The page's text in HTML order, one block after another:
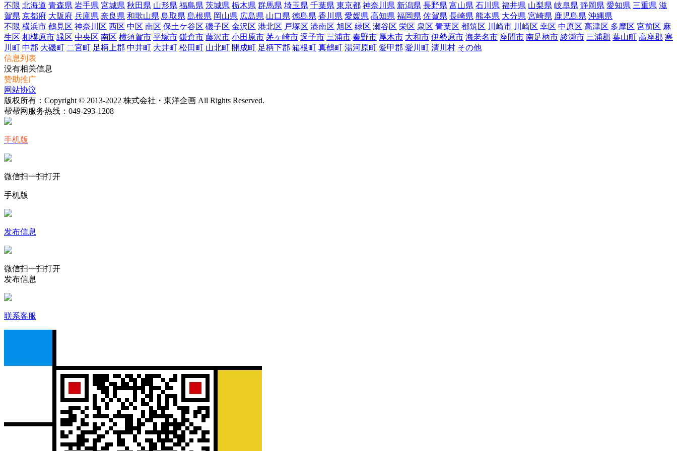
不限 北海道 青森県 岩手県 宮城県 秋田県 山形県 福島県 茨城県 栃木県 群馬県 埼玉県 千葉県 東京都 神奈川県 新潟県 長野県 富山県 石川県 福井県 山梨県 岐阜県 静岡県 愛知県 三重県 滋
賀県 京都府 大阪府 兵庫県 奈良県 和歌山県 鳥取県 島根県 岡山県 広島県 山口県 徳島県 香川県 愛媛県 高知県 福岡県 佐賀県 長崎県 熊本県 大分県 宮崎県 鹿児島県 沖縄県
不限 横浜市 鶴見区 神奈川区 西区 中区 南区 保土ケ谷区 磯子区 金沢区 港北区 戸塚区 港南区 旭区 緑区 瀬谷区 栄区 泉区 青葉区 都筑区 川崎市 川崎区 幸区 中原区 高津区 多摩区 宮前区 麻
生区 相模原市 緑区 中央区 南区 横須賀市 平塚市 鎌倉市 藤沢市 小田原市 茅ヶ崎市 逗子市 三浦市 秦野市 厚木市 大和市 伊勢原市 海老名市 座間市 南足柄市 綾瀬市 三浦郡 葉山町 高座郡 寒
川町 中郡 大磯町 二宮町 足柄上郡 中井町 大井町 松田町 山北町 開成町 足柄下郡 箱根町 真鶴町 湯河原町 愛甲郡 愛川町 清川村 その他
信息列表
没有相关信息
赞助推广
网站协议
版权所有：Copyright © 2013-2022 株式会社・東洋企画 All Rights Reserved.
帮帮网服务热线： 049-293-1208
手机版
微信扫一扫打开
手机版
发布信息
微信扫一扫打开
发布信息
联系客服